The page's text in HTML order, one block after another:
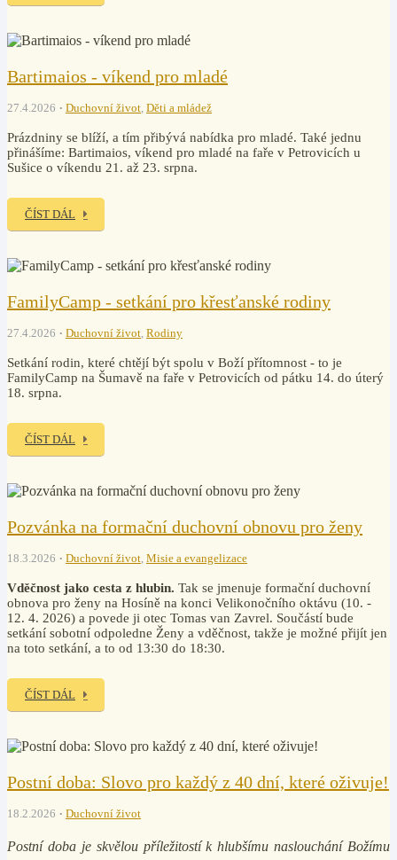
Bartimaios - víkend pro mladé
27.4.2026 Duchovní život, Děti a mládež
Prázdniny se blíží, a tím přibývá nabídka pro mladé. Také jednu
přinášíme: Bartimaios, víkend pro mladé na faře v Petrovicích u
Sušice o víkendu 21. až 23. srpna.
ČÍST DÁL
FamilyCamp - setkání pro křesťanské rodiny
27.4.2026 Duchovní život, Rodiny
Setkání rodin, které chtějí být spolu v Boží přítomnost - to je
FamilyCamp na Šumavě na faře v Petrovicích od pátku 14. do úterý
18. srpna.
ČÍST DÁL
Pozvánka na formační duchovní obnovu pro ženy
18.3.2026 Duchovní život, Misie a evangelizace
Vděčnost jako cesta z hlubin. Tak se jmenuje formační duchovní
obnova pro ženy na Hosíně na konci Velikonočního oktávu (10. -
12. 4. 2026) a povede ji otec Tomas van Zavrel. Součástí bude
setkání sobotní odpoledne Ženy a vděčnost, takže je možné přijít jen
na toto setkání, a to od 13:30 do 18:30.
ČÍST DÁL
Postní doba: Slovo pro každý z 40 dní, které oživuje!
18.2.2026 Duchovní život
Postní doba je skvělou příležitostí k hlubšímu naslouchání Božímu